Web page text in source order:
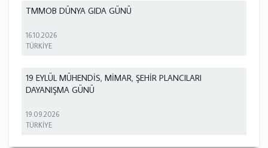
TMMOB DÜNYA GIDA GÜNÜ
16.10.2026
TÜRKİYE
19 EYLÜL MÜHENDİS, MİMAR, ŞEHİR PLANCILARI
DAYANIŞMA GÜNÜ
19.09.2026
TÜRKİYE